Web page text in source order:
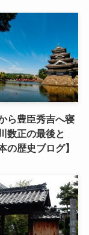
ら豊臣秀吉へ寝
数正の最後と
の歴史ブログ】